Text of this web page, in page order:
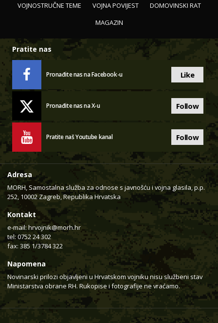
VOJNOSTRUČNE TEME
VOJNA POVIJEST
DOMOVINSKI RAT
MAGAZIN
Pratite nas
Pronađite nas na Facebook-u Like
Pronađite nas na X-u Follow
Pratite naš Youtube kanal Follow
Adresa
MORH, Samostalna služba za odnose s javnošću i vojna glasila, p.p.
252, 10002 Zagreb, Republika Hrvatska
Kontakt
e-mail: hrvojnik@morh.hr
tel: 0752 24 302
fax: 385 1/3784 322
Napomena
Novinarski prilozi objavljeni u Hrvatskom vojniku nisu službeni stav
Ministarstva obrane RH. Rukopise i fotografije ne vraćamo.